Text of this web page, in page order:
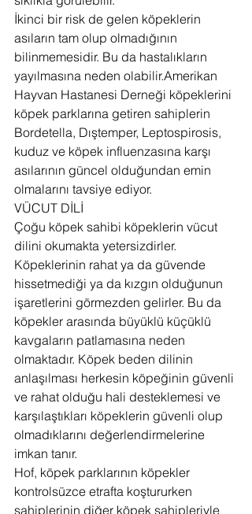
İkinci bir risk de gelen köpeklerin
asıların tam olup olmadığının
bilinmemesidir. Bu da hastalıkların
yayılmasına neden olabilir.Amerikan
Hayvan Hastanesi Derneği köpeklerini
köpek parklarına getiren sahiplerin
Bordetella, Dıştemper, Leptospirosis,
kuduz ve köpek influenzasına karşı
asılarının güncel olduğundan emin
olmalarını tavsiye ediyor.
VÜCUT DİLİ
Çoğu köpek sahibi köpeklerin vücut
dilini okumakta yetersizdirler.
Köpeklerinin rahat ya da güvende
hissetmediği ya da kızgın olduğunun
işaretlerini görmezden gelirler. Bu da
köpekler arasında büyüklü küçüklü
kavgaların patlamasına neden
olmaktadır. Köpek beden dilinin
anlaşılması herkesin köpeğinin güvenli
ve rahat olduğu hali desteklemesi ve
karşılaştıkları köpeklerin güvenli olup
olmadıklarını değerlendirmelerine
imkan tanır.
Hof, köpek parklarının köpekler
kontrolsüzce etrafta koştururken
sahiplerinin diğer köpek sahipleriyle